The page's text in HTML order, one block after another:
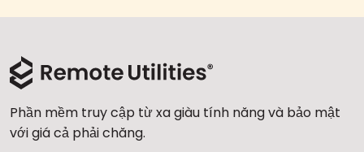
Phần mềm truy cập từ xa giàu tính năng và bảo mật
với giá cả phải chăng.